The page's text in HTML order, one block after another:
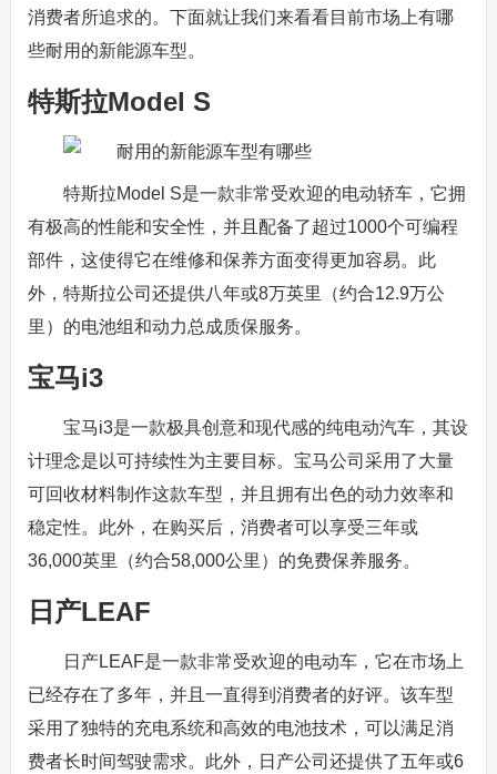
消费者所追求的。下面就让我们来看看目前市场上有哪
些耐用的新能源车型。
特斯拉Model S
特斯拉Model S是一款非常受欢迎的电动轿车，它拥
有极高的性能和安全性，并且配备了超过1000个可编程
部件，这使得它在维修和保养方面变得更加容易。此
外，特斯拉公司还提供八年或8万英里（约合12.9万公
里）的电池组和动力总成质保服务。
宝马i3
宝马i3是一款极具创意和现代感的纯电动汽车，其设
计理念是以可持续性为主要目标。宝马公司采用了大量
可回收材料制作这款车型，并且拥有出色的动力效率和
稳定性。此外，在购买后，消费者可以享受三年或
36,000英里（约合58,000公里）的免费保养服务。
日产LEAF
日产LEAF是一款非常受欢迎的电动车，它在市场上
已经存在了多年，并且一直得到消费者的好评。该车型
采用了独特的充电系统和高效的电池技术，可以满足消
费者长时间驾驶需求。此外，日产公司还提供了五年或6